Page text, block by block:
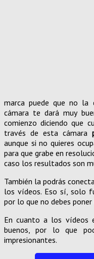
marca puede que no la
cámara te dará muy
comienzo diciendo que
través de esta cámara
aunque si no quieres
para que grabe en
caso los resultados son
También la podrás
los vídeos. Eso sí, solo
por lo que no debes
En cuanto a los vídeos
buenos, por lo que
impresionantes.